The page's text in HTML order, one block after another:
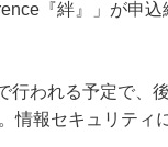
『絆』」が申
われる予定で、
情報セキュリティ